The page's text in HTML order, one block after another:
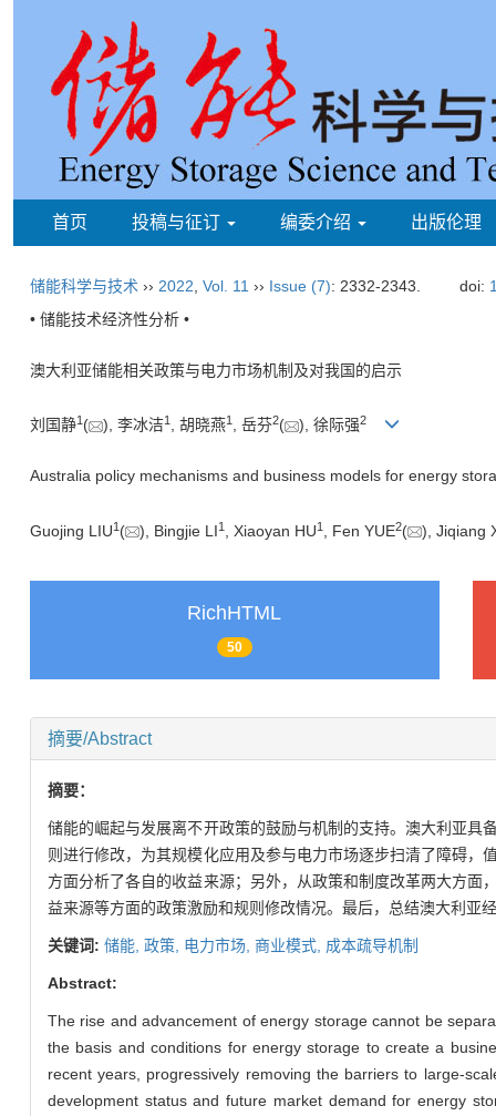
首页 投稿与征订 编委介绍 出版伦理
储能科学与技术 ›› 2022 Vol. 11 ›› Issue (7): 2332-2343. doi:
• 储能技术经济性分析 •
澳大利亚储能相关政策与电力市场机制及对我国的启示
刘国静1 ( ), 李冰洁1 , 胡晓燕1 , 岳芬2( ), 徐际强2
Australia policy mechanisms and business models for energy
Guojing LIU1 ( ), Bingjie LI1 , Xiaoyan HU1 , Fen YUE2( ), Jiqiang
RichHTML
50
摘要/Abstract
摘要：
储能的崛起与发展离不开政策的鼓励与机制的支持。澳大利亚
则进行修改，为其规模化应用及参与电力市场逐步扫清了障碍
方面分析了各自的收益来源；另外，从政策和制度改革两大方
益来源等方面的政策激励和规则修改情况。最后，总结澳大利亚
关键词: 储能, 政策, 电力市场, 商业模式, 成本疏导机制
Abstract:
The rise and advancement of energy storage cannot be
the basis and conditions for energy storage to create a
recent years, progressively removing the barriers to large-
development status and future market demand for energy